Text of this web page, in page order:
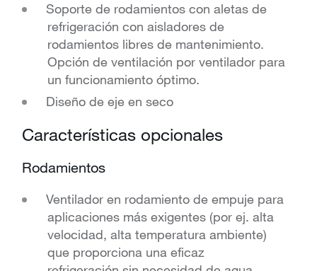
Soporte de rodamientos con aletas de
refrigeración con aisladores de
rodamientos libres de mantenimiento.
Opción de ventilación por ventilador para
un funcionamiento óptimo.
Diseño de eje en seco
Características opcionales
Rodamientos
Ventilador en rodamiento de empuje para
aplicaciones más exigentes (por ej. alta
velocidad, alta temperatura ambiente)
que proporciona una eficaz